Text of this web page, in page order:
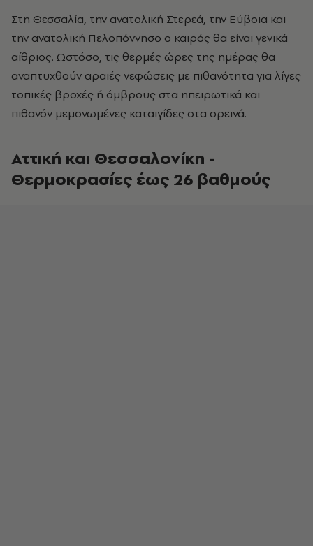
Στη Θεσσαλία, την ανατολική Στερεά, την Εύβοια και
την ανατολική Πελοπόννησο ο καιρός θα είναι γενικά
αίθριος. Ωστόσο, τις θερμές ώρες της ημέρας θα
αναπτυχθούν αραιές νεφώσεις με πιθανότητα για λίγες
τοπικές βροχές ή όμβρους στα ηπειρωτικά και
πιθανόν μεμονωμένες καταιγίδες στα ορεινά.
Αττική και Θεσσαλονίκη -
Θερμοκρασίες έως 26 βαθμούς